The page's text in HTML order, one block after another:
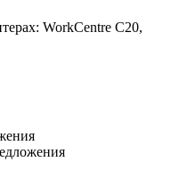
WorkCentre C20,